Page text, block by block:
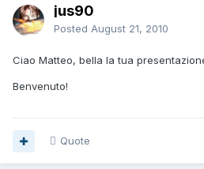
jus90
Posted August 21, 2010
Ciao Matteo, bella la tua
Benvenuto!
Quote